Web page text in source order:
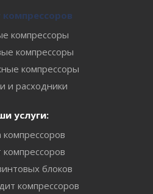
компрессоров
компрессоры
компрессоры
компрессоры
и расходники
услуги:
блоков
компрессоров